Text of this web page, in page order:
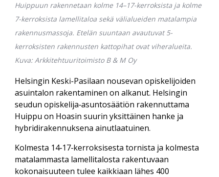
Huippuun rakennetaan kolme 14–17-kerroksista ja kolme
7-kerroksista lamellitaloa sekä välialueiden matalampia
rakennusmassoja. Etelän suuntaan avautuvat 5-
kerroksisten rakennusten kattopihat ovat viheralueita.
Kuva: Arkkitehtuuritoimisto B & M Oy
Helsingin Keski-Pasilaan nousevan opiskelijoiden
asuintalon rakentaminen on alkanut. Helsingin
seudun opiskelija‑asunto­säätiön rakennuttama
Huippu on Hoasin suurin yksittäinen hanke ja
hybridi­rakennuksena ainutlaatuinen.
Kolmesta 14‑17‑kerroksisesta tornista ja kolmesta
matalammasta lamelli­talosta rakentuvaan
kokonaisuuteen tulee kaikkiaan lähes 400